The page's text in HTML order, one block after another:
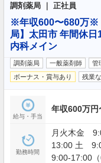
調剤薬局 ｜ 正社員
※年収600〜680万※
局】太田市 年間休
内科メイン
調剤薬局 一般薬剤師 管
ボーナス・賞与あり
残業
給与・手当
年収600万円
勤務時間
月火木金
13:00 土
9:00-17:00